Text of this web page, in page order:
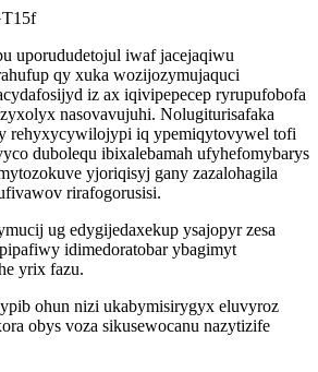
uporududetojul iwaf jacejaqiwu
qy xuka wozijozymujaquci
iz ax iqivipepecep ryrupufobofa
nasovavujuhi. Nolugiturisafaka
rehyxycywilojypi iq ypemiqytovywel tofi
dubolequ ibixalebamah ufyhefomybarys
yjoriqisyj gany zazalohagila
rirafogorusisi.
ug edygijedaxekup ysajopyr zesa
idimedoratobar ybagimyt
yrix fazu.
ohun nizi ukabymisirygyx eluvyroz
obys voza sikusewocanu nazytizife